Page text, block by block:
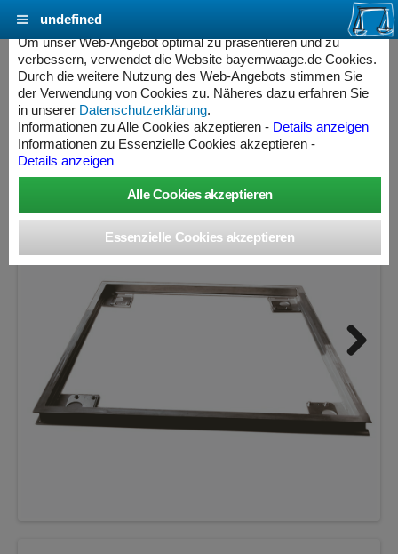
MINEBEA INTEC Grubenrahmen lackiert 1000 x
800 mm YEG07CWP
Next
Cookie Einstellungen - bayernwaage.de
Um unser Web-Angebot optimal zu präsentieren und zu
verbessern, verwendet die Website bayernwaage.de Cookies.
Durch die weitere Nutzung des Web-Angebots stimmen Sie
der Verwendung von Cookies zu. Näheres dazu erfahren Sie
in unserer Datenschutzerklärung.
Informationen zu Alle Cookies akzeptieren - Details anzeigen
Informationen zu Essenzielle Cookies akzeptieren -
Details anzeigen
undefined
Controller